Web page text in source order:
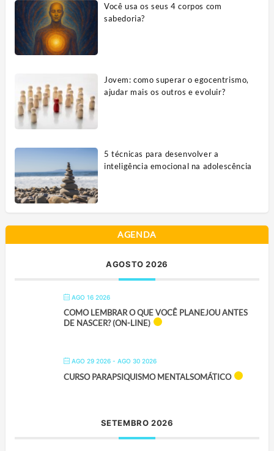
Você usa os seus 4 corpos com
sabedoria?
Jovem: como superar o egocentrismo,
ajudar mais os outros e evoluir?
5 técnicas para desenvolver a
inteligência emocional na adolescência
AGENDA
AGOSTO 2026
AGO 16 2026
COMO LEMBRAR O QUE VOCÊ PLANEJOU ANTES
DE NASCER? (ON-LINE)
AGO 29 2026- AGO 30 2026
CURSO PARAPSIQUISMO MENTALSOMÁTICO
SETEMBRO 2026